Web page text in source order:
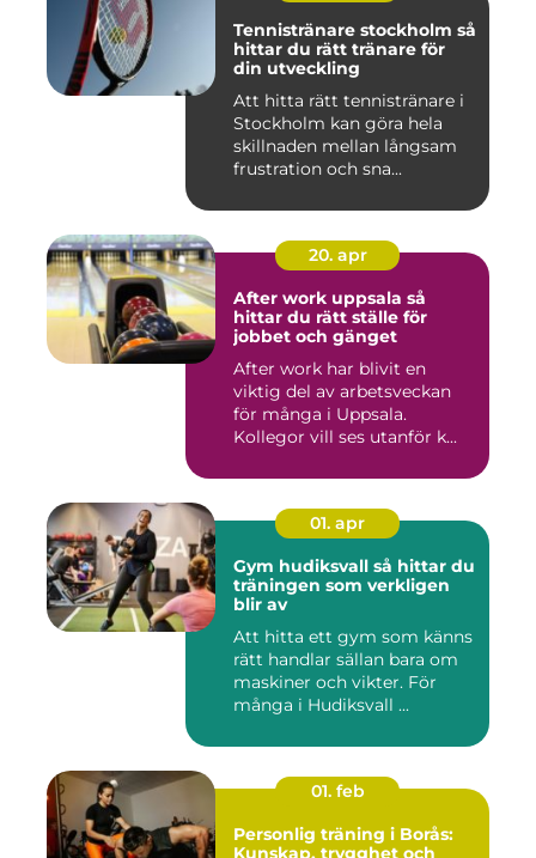
Tennistränare stockholm så
hittar du rätt tränare för
din utveckling
Att hitta rätt tennistränare i
Stockholm kan göra hela
skillnaden mellan långsam
frustration och sna...
20. apr
After work uppsala så
hittar du rätt ställe för
jobbet och gänget
After work har blivit en
viktig del av arbetsveckan
för många i Uppsala.
Kollegor vill ses utanför k...
01. apr
Gym hudiksvall så hittar du
träningen som verkligen
blir av
Att hitta ett gym som känns
rätt handlar sällan bara om
maskiner och vikter. För
många i Hudiksvall ...
01. feb
Personlig träning i Borås:
Kunskap, trygghet och